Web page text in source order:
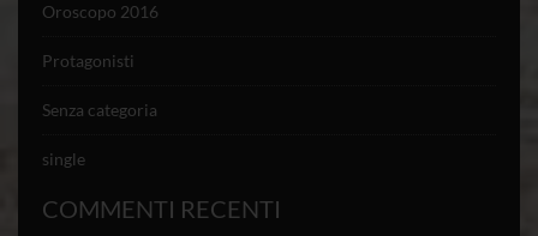
Oroscopo 2016
Protagonisti
Senza categoria
single
COMMENTI RECENTI